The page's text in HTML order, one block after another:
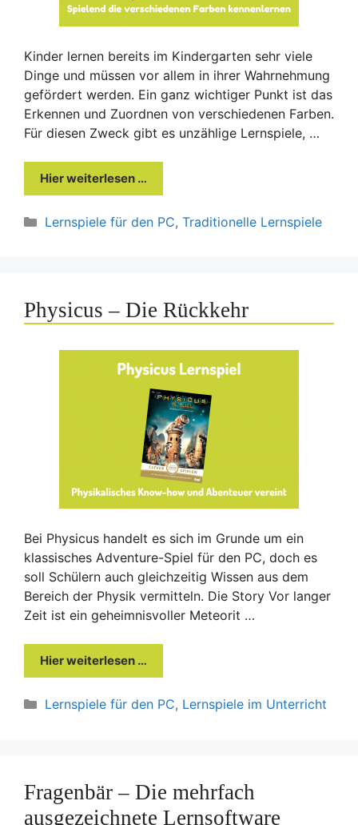
Kinder lernen bereits im Kindergarten sehr viele
Dinge und müssen vor allem in ihrer Wahrnehmung
gefördert werden. Ein ganz wichtiger Punkt ist das
Erkennen und Zuordnen von verschiedenen Farben.
Für diesen Zweck gibt es unzählige Lernspiele, …
Hier weiterlesen …
Kategorien
Lernspiele für den PC, Traditionelle Lernspiele
Physicus – Die Rückkehr
Bei Physicus handelt es sich im Grunde um ein
klassisches Adventure-Spiel für den PC, doch es
soll Schülern auch gleichzeitig Wissen aus dem
Bereich der Physik vermitteln. Die Story Vor langer
Zeit ist ein geheimnisvoller Meteorit …
Hier weiterlesen …
Kategorien
Lernspiele für den PC, Lernspiele im Unterricht
Fragenbär – Die mehrfach
ausgezeichnete Lernsoftware